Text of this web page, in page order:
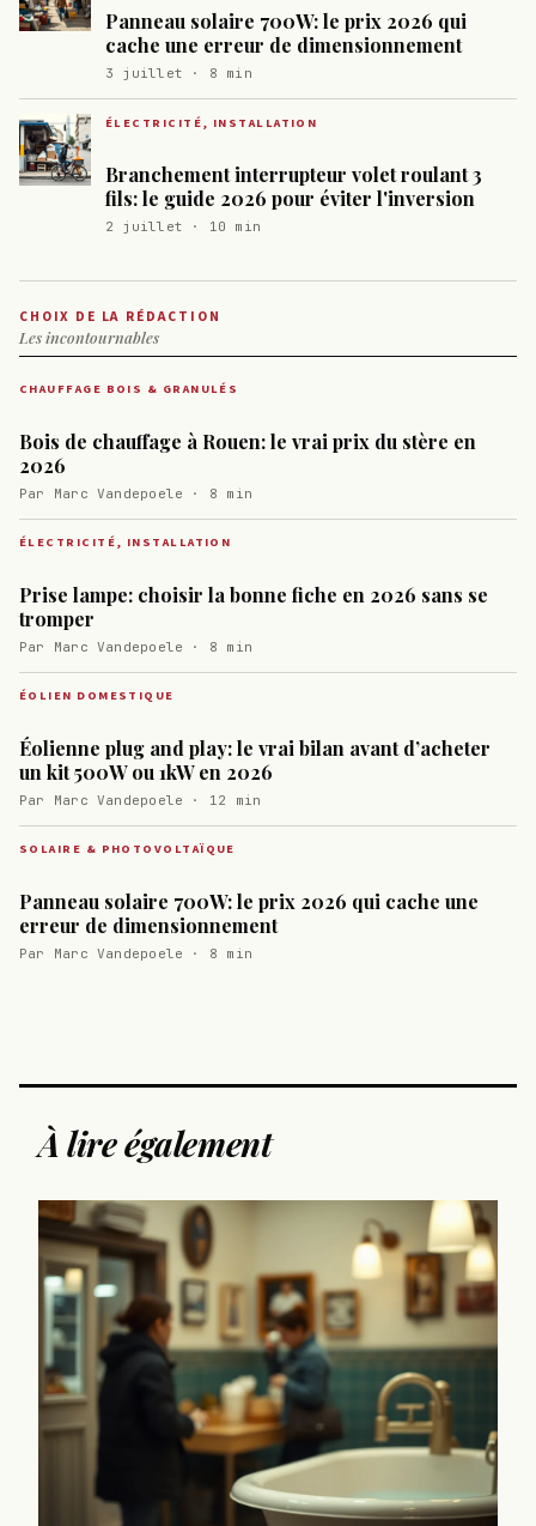
Panneau solaire 700W: le prix 2026 qui
cache une erreur de dimensionnement
3 juillet · 8 min
ÉLECTRICITÉ, INSTALLATION
Branchement interrupteur volet roulant 3
fils: le guide 2026 pour éviter l'inversion
2 juillet · 10 min
CHOIX DE LA RÉDACTION
Les incontournables
CHAUFFAGE BOIS & GRANULÉS
Bois de chauffage à Rouen: le vrai prix du stère en
2026
Par Marc Vandepoele · 8 min
ÉLECTRICITÉ, INSTALLATION
Prise lampe: choisir la bonne fiche en 2026 sans se
tromper
Par Marc Vandepoele · 8 min
ÉOLIEN DOMESTIQUE
Éolienne plug and play: le vrai bilan avant d’acheter
un kit 500W ou 1kW en 2026
Par Marc Vandepoele · 12 min
SOLAIRE & PHOTOVOLTAÏQUE
Panneau solaire 700W: le prix 2026 qui cache une
erreur de dimensionnement
Par Marc Vandepoele · 8 min
À lire également